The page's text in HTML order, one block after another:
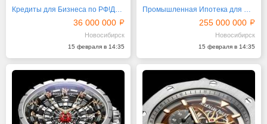
Кредиты для Бизнеса по РФ!Деньги на развитие и обороты
36 000 000
Новосибирск
15 февраля в 14:35
Промышленная Ипотека для Юридических лиц по РФ! Гибкие
255 000 000
Новосибирск
15 февраля в 14:35